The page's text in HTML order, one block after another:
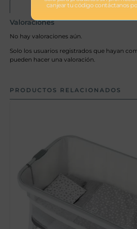
Devoluciones
Valoraciones
No hay valoraciones aún.
Solo los usuarios registrados que hayan
pueden hacer una valoración.
PRODUCTOS RELACIONADOS
canjear tu código contáctanos